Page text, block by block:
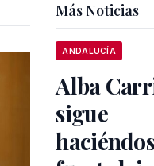
Más Noticias
ANDALUCÍA
Alba
sigue